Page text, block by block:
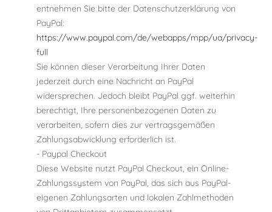
entnehmen Sie bitte der Datenschutzerklärung von
PayPal:
https://www.paypal.com/de/webapps/mpp/ua/privacy-
full
Sie können dieser Verarbeitung Ihrer Daten
jederzeit durch eine Nachricht an PayPal
widersprechen. Jedoch bleibt PayPal ggf. weiterhin
berechtigt, Ihre personenbezogenen Daten zu
verarbeiten, sofern dies zur vertragsgemäßen
Zahlungsabwicklung erforderlich ist.
- Paypal Checkout
Diese Website nutzt PayPal Checkout, ein Online-
Zahlungssystem von PayPal, das sich aus PayPal-
eigenen Zahlungsarten und lokalen Zahlmethoden